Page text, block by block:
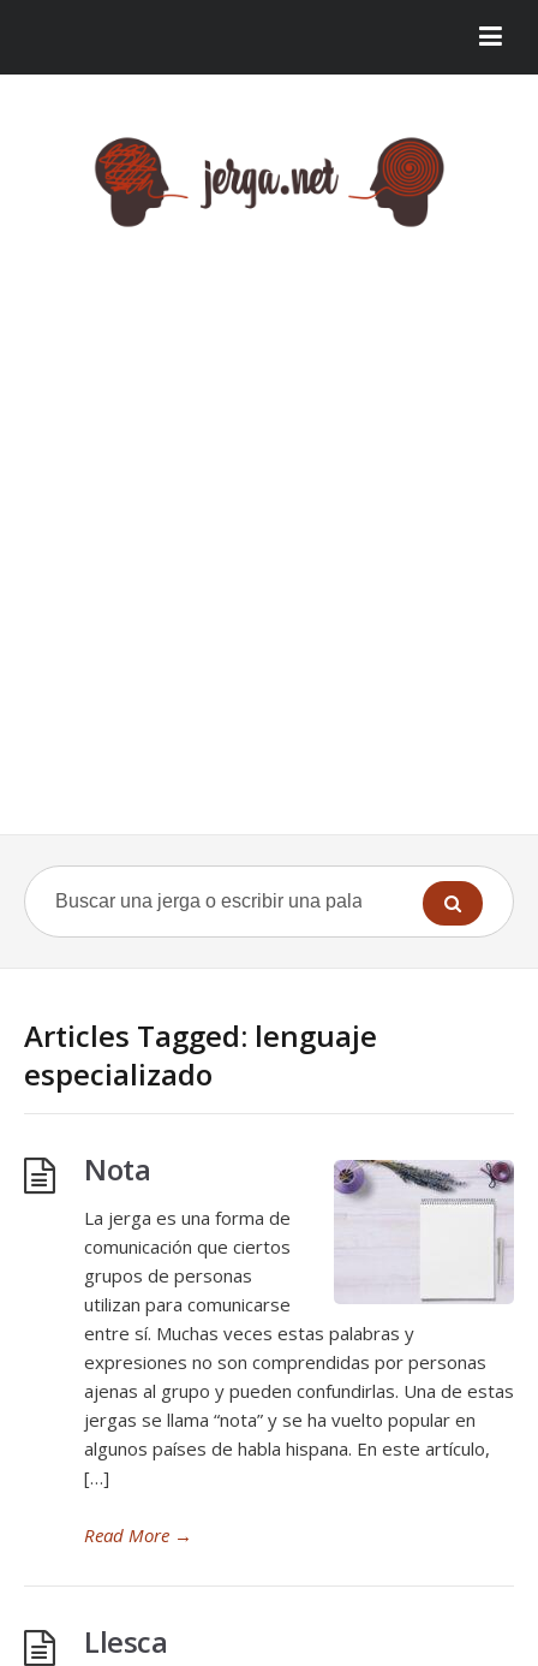
Articles Tagged: lenguaje
especializado
Nota
La jerga es una forma de
comunicación que ciertos
grupos de personas
utilizan para comunicarse
entre sí. Muchas veces estas palabras y
expresiones no son comprendidas por personas
ajenas al grupo y pueden confundirlas. Una de estas
jergas se llama “nota” y se ha vuelto popular en
algunos países de habla hispana. En este artículo,
[…]
Read More →
Llesca